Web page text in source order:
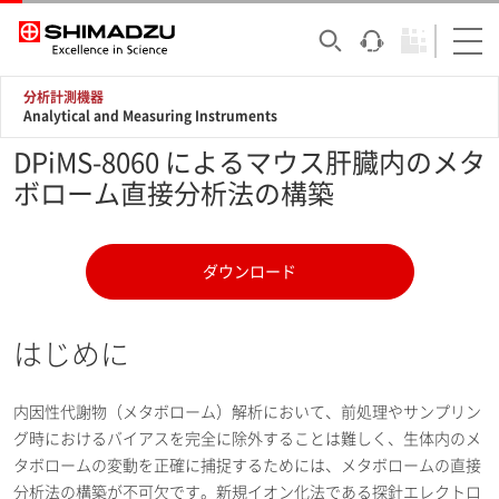
分析計測機器
Analytical and Measuring Instruments
DPiMS-8060 によるマウス肝臓内のメタ
ボローム直接分析法の構築
ダウンロード
はじめに
内因性代謝物（メタボローム）解析において、前処理やサンプリン
グ時におけるバイアスを完全に除外することは難しく、生体内のメ
タボロームの変動を正確に捕捉するためには、メタボロームの直接
分析法の構築が不可欠です。新規イオン化法である探針エレクトロ